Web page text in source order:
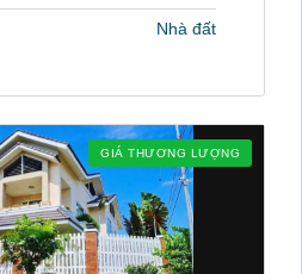
Nhà đất
GIÁ THƯƠNG LƯỢNG